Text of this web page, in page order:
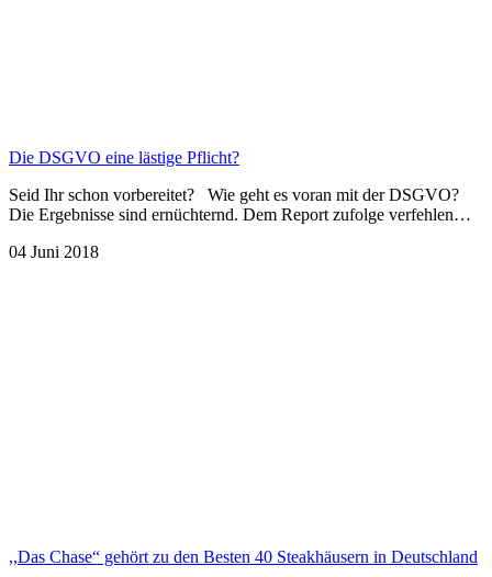
Die DSGVO eine lästige Pflicht?
Seid Ihr schon vorbereitet? Wie geht es voran mit der DSGVO?
Die Ergebnisse sind ernüchternd. Dem Report zufolge verfehlen…
04 Juni 2018
,,Das Chase“ gehört zu den Besten 40 Steakhäusern in Deutschland